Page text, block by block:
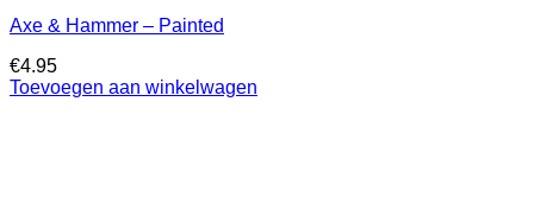
Axe & Hammer – Painted
€4.95
Toevoegen aan winkelwagen